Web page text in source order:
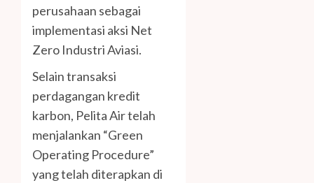
perusahaan sebagai
implementasi aksi Net
Zero Industri Aviasi.
Selain transaksi
perdagangan kredit
karbon, Pelita Air telah
menjalankan “Green
Operating Procedure”
yang telah diterapkan di